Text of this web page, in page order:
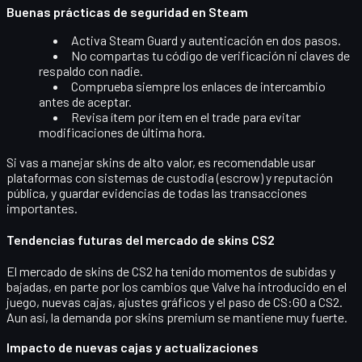
Buenas prácticas de seguridad en Steam
Activa Steam Guard y autenticación en dos pasos.
No compartas tu código de verificación ni claves de
respaldo con nadie.
Comprueba siempre los enlaces de intercambio
antes de aceptar.
Revisa ítem por ítem en el trade para evitar
modificaciones de última hora.
Si vas a manejar skins de alto valor, es recomendable usar
plataformas con sistemas de custodia (escrow) y reputación
pública, y guardar evidencias de todas las transacciones
importantes.
Tendencias futuras del mercado de skins CS2
El mercado de skins de CS2 ha tenido momentos de subidas y
bajadas, en parte por los cambios que Valve ha introducido en el
juego, nuevas cajas, ajustes gráficos y el paso de CS:GO a CS2.
Aun así, la demanda por skins premium se mantiene muy fuerte.
Impacto de nuevas cajas y actualizaciones